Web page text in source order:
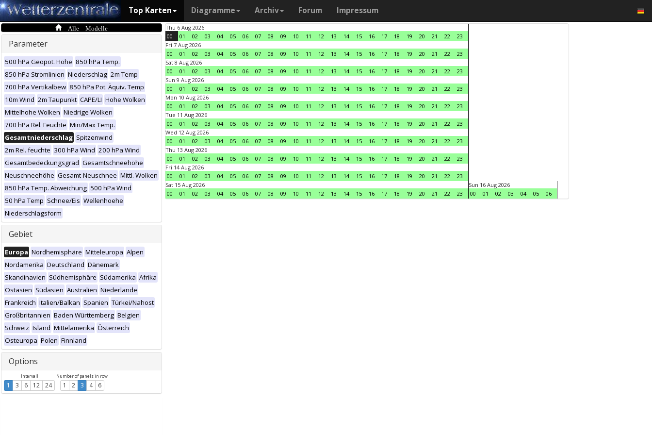
Top Karten Diagramme Archiv Forum Impressum
Alle Modelle
Parameter
500 hPa Geopot. Höhe 850 hPa Temp.
850 hPa Stromlinien Niederschlag 2m Temp
700 hPa Vertikalbew 850 hPa Pot. Äquiv. Temp
10m Wind 2m Taupunkt CAPE/LI Hohe Wolken
Mittelhohe Wolken Niedrige Wolken
700 hPa Rel. Feuchte Min/Max Temp.
Gesamtniederschlag Spitzenwind
2m Rel. feuchte 300 hPa Wind 200 hPa Wind
Gesamtbedeckungsgrad Gesamtschneehöhe
Neuschneehöhe Gesamt-Neuschnee Mittl. Wolken
850 hPa Temp. Abweichung 500 hPa Wind
50 hPa Temp Schnee/Eis Wellenhoehe
Niederschlagsform
Gebiet
Europa Nordhemisphäre Mitteleuropa Alpen
Nordamerika Deutschland Dänemark
Skandinavien Südhemisphäre Südamerika Afrika
Ostasien Südasien Australien Niederlande
Frankreich Italien/Balkan Spanien Türkei/Nahost
Großbritannien Baden Württemberg Belgien
Schweiz Island Mittelamerika Österreich
Osteuropa Polen Finnland
Options
Intervall
1 3 6 12 24
Number of panels in row
1 2 3 4 6
Thu 6 Aug 2026
00
01 02 03 04 05 06 07 08 09 10 11 12 13 14 15 16 17 18 19 20 21 22
23
Fri 7 Aug 2026
00
01 02 03 04 05 06 07 08 09 10 11 12 13 14 15 16 17 18 19 20 21 22
23
Sat 8 Aug 2026
00
01 02 03 04 05 06 07 08 09 10 11 12 13 14 15 16 17 18 19 20 21 22
23
Sun 9 Aug 2026
00
01 02 03 04 05 06 07 08 09 10 11 12 13 14 15 16 17 18 19 20 21 22
23
Mon 10 Aug 2026
00
01 02 03 04 05 06 07 08 09 10 11 12 13 14 15 16 17 18 19 20 21 22
23
Tue 11 Aug 2026
00
01 02 03 04 05 06 07 08 09 10 11 12 13 14 15 16 17 18 19 20 21 22
23
Wed 12 Aug 2026
00
01 02 03 04 05 06 07 08 09 10 11 12 13 14 15 16 17 18 19 20 21 22
23
Thu 13 Aug 2026
00
01 02 03 04 05 06 07 08 09 10 11 12 13 14 15 16 17 18 19 20 21 22
23
Fri 14 Aug 2026
00
01 02 03 04 05 06 07 08 09 10 11 12 13 14 15 16 17 18 19 20 21 22
23
Sat 15 Aug 2026
00
01 02 03 04 05 06 07 08 09 10 11 12 13 14 15 16 17 18 19 20 21 22 23
Sun 16 Aug 2026
00
01 02 03 04 05 06